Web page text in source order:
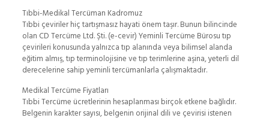
Tıbbi-Medikal Tercüman Kadromuz
Tıbbi çeviriler hiç tartışmasız hayati önem taşır. Bunun bilincinde
olan CD Tercüme Ltd. Şti. (e-cevir) Yeminli Tercüme Bürosu tıp
çevirileri konusunda yalnızca tıp alanında veya bilimsel alanda
eğitim almış, tıp terminolojisine ve tıp terimlerine aşina, yeterli dil
derecelerine sahip yeminli tercümanlarla çalışmaktadır.
Medikal Tercüme Fiyatları
Tıbbi Tercüme ücretlerinin hesaplanması birçok etkene bağlıdır.
Belgenin karakter sayısı, belgenin orijinal dili ve çevirisi istenen